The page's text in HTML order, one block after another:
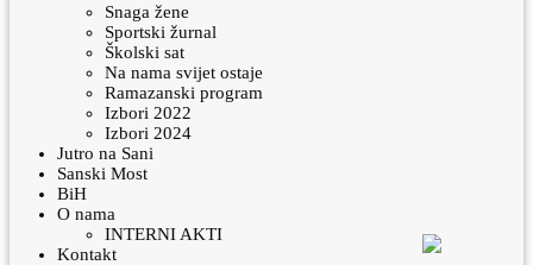
Snaga žene
Sportski žurnal
Školski sat
Na nama svijet ostaje
Ramazanski program
Izbori 2022
Izbori 2024
Jutro na Sani
Sanski Most
BiH
O nama
INTERNI AKTI
Kontakt